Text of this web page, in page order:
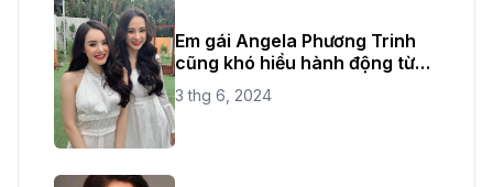
Em gái Angela Phương Trinh
cũng khó hiểu hành động từ
chị ruột
3 thg 6, 2024